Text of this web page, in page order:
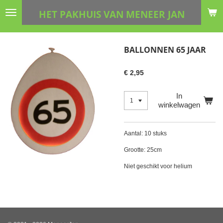
Ga
HET PAKHUIS VAN MENEER JAN
BALLONNEN 65 JAAR
€ 2,95
In
winkelwagen
Aantal: 10 stuks
Grootte: 25cm
Niet geschikt voor helium